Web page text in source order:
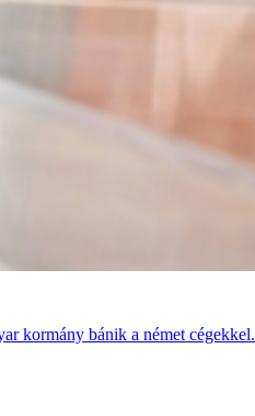
kormány bánik a német cégekkel.